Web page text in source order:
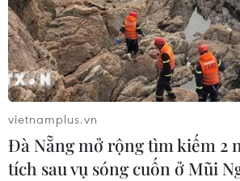
vietnamplus.vn
Đà Nẵng mở rộng tìm kiếm 2
tích sau vụ sóng cuốn ở Mũi